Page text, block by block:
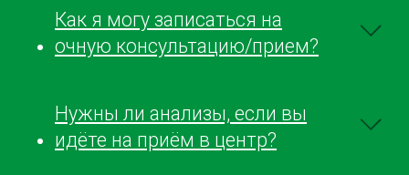
Как я могу записаться на
очную консультацию/прием?
Нужны ли анализы, если вы
идёте на приём в центр?